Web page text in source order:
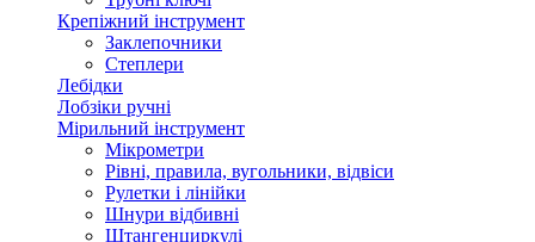
Крепіжний інструмент
Заклепочники
Степлери
Лебідки
Лобзіки ручні
Мірильний інструмент
Мікрометри
Рівні, правила, вугольники, відвіси
Рулетки і лінійки
Шнури відбивні
Штангенциркулі